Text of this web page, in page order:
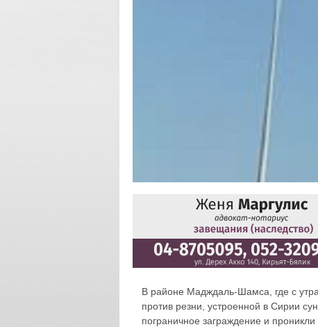
В районе Мадждаль-Шамса, где с
против резни, устроенной в Сирии
пограничное заграждение и